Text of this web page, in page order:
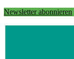
Newsletter abonnieren